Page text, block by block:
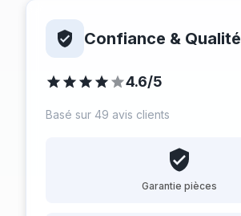
Confiance & Qualité
4.6/5
Basé sur 49 avis clients
Garantie pièces